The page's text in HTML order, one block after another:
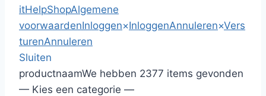
itHelpShopAlgemene
voorwaardenInloggen×InloggenAnnuleren×Vers
turenAnnuleren
Sluiten
productnaamWe hebben 2377 items gevonden
— Kies een categorie —